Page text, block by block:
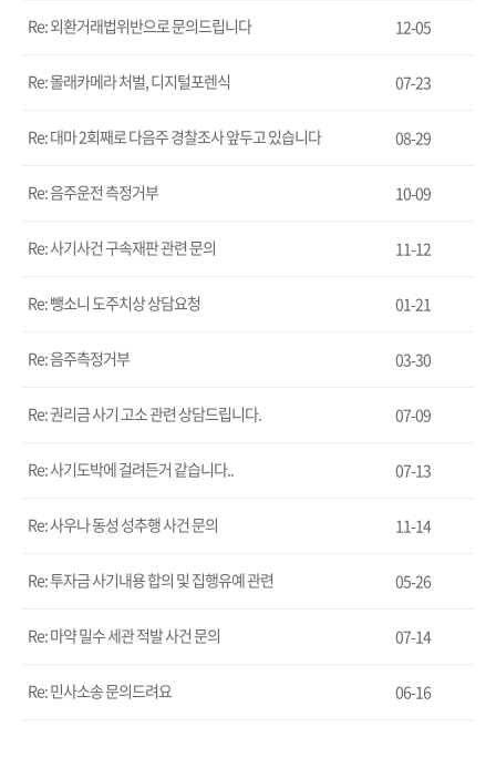
Re: 외환거래법위반으로 문의드립니다 12-05
Re: 몰래카메라 처벌, 디지털포렌식 07-23
Re: 대마 2회째로 다음주 경찰조사 앞두고 있습니다 08-29
Re: 음주운전 측정거부 10-09
Re: 사기사건 구속재판 관련 문의 11-12
Re: 뺑소니 도주치상 상담요청 01-21
Re: 음주측정거부 03-30
Re: 권리금 사기 고소 관련 상담드립니다. 07-09
Re: 사기도박에 걸려든거 같습니다.. 07-13
Re: 사우나 동성 성추행 사건 문의 11-14
Re: 투자금 사기내용 합의 및 집행유예 관련 05-26
Re: 마약 밀수 세관 적발 사건 문의 07-14
Re: 민사소송 문의드려요 06-16